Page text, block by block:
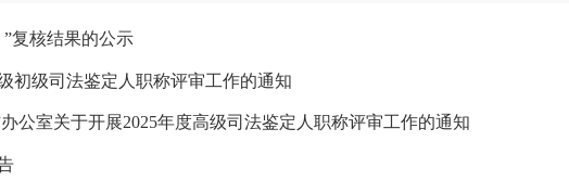
复核结果的公示
初级司法鉴定人职称评审工作的通知
公室关于开展2025年度高级司法鉴定人职称评审工作的通知